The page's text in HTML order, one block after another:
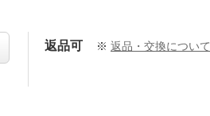
返品可 ※ 返品・交換について